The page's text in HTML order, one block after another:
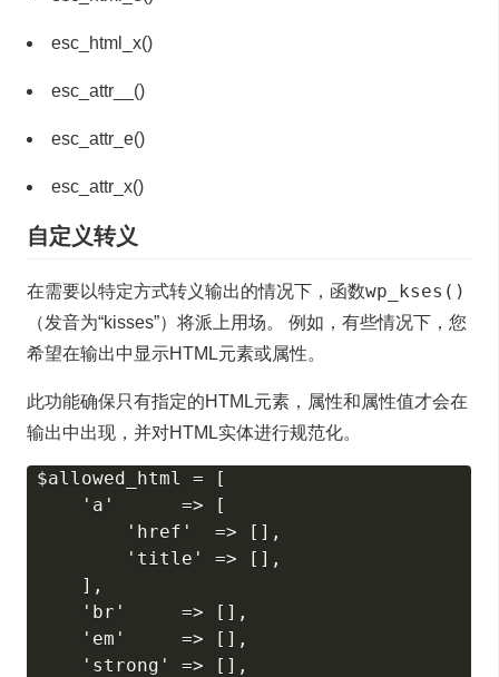
esc_html_x()
esc_attr__()
esc_attr_e()
esc_attr_x()
自定义转义
在需要以特定方式转义输出的情况下，函数wp_kses()
（发音为“kisses”）将派上用场。 例如，有些情况下，您
希望在输出中显示HTML元素或属性。
此功能确保只有指定的HTML元素，属性和属性值才会在
输出中出现，并对HTML实体进行规范化。
$allowed_html = [
    'a'      => [
        'href'  => [],
        'title' => [],
    ],
    'br'     => [],
    'em'     => [],
    'strong' => [],